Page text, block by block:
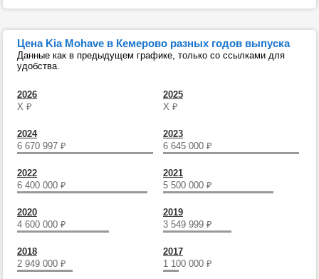
Цена Kia Mohave в Кемерово разных годов выпуска
Данные как в предыдущем графике, только со ссылками для
удобства.
2026
Х ₽
2025
Х ₽
2024
6 670 997 ₽
2023
6 645 000 ₽
2022
6 400 000 ₽
2021
5 500 000 ₽
2020
4 600 000 ₽
2019
3 549 999 ₽
2018
2 949 000 ₽
2017
1 100 000 ₽